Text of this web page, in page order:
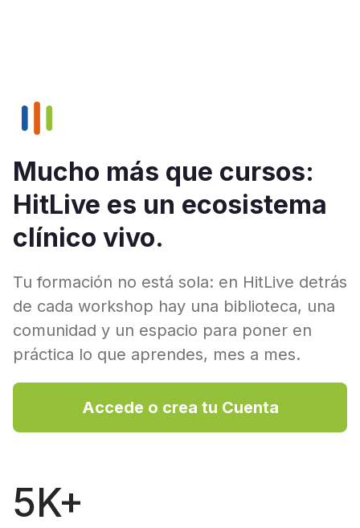
Mucho más que cursos:
HitLive es un ecosistema
clínico vivo.
Tu formación no está sola: en HitLive detrás
de cada workshop hay una biblioteca, una
comunidad y un espacio para poner en
práctica lo que aprendes, mes a mes.
Accede o crea tu Cuenta
5K+